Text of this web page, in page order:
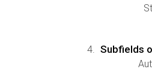
Subfields